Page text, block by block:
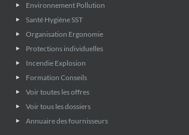
Environnement Pollution
Santé Hygiène SST
Organisation Ergonomie
Protections individuelles
Incendie Explosion
Formation Conseils
Voir toutes les offres
Voir tous les dossiers
Annuaire des fournisseurs